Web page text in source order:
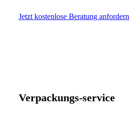
Jetzt kostenlose Beratung anfordern
Verpackungs-service